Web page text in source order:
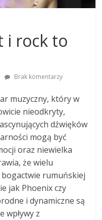
i rock to
Brak komentarzy
muzyczny, który w
nieodkryty,
dźwięków
mogą być
oraz niewielka
że wielu
rumuńskiej
jak Phoenix czy
i dynamiczne są
wpływy z